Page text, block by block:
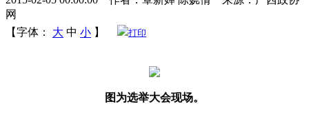
网
【字体：
大 中 小 】 打印
图为选举大会现场。